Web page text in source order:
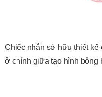
Chiếc nhẫn sở hữu thiết kế
ở chính giữa tạo hình bông